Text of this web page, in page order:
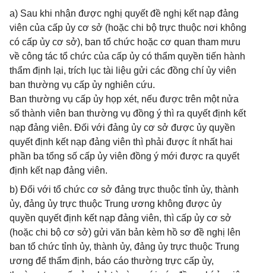
a) Sau khi nhận được nghị quyết đề nghị kết nạp đảng
viên của cấp ủy cơ sở (hoặc chi bộ trực thuộc nơi không
có cấp ủy cơ sở), ban tổ chức hoặc cơ quan tham mưu
về công tác tổ chức của cấp ủy có thẩm quyền tiến hành
thẩm định lại, trích lục tài liệu gửi các đồng chí ủy viên
ban thường vụ cấp ủy nghiên cứu.
Ban thường vụ cấp ủy họp xét, nếu được trên một nửa
số thành viên ban thường vụ đồng ý thì ra quyết định kết
nạp đảng viên. Đối với đảng ủy cơ sở được ủy quyền
quyết định kết nạp đảng viên thì phải được ít nhất hai
phần ba tổng số cấp ủy viên đồng ý mới được ra quyết
định kết nạp đảng viên.
b) Đối với tổ chức cơ sở đảng trực thuộc tỉnh ủy, thành
ủy, đảng ủy trực thuộc Trung ương không được ủy
quyền quyết định kết nạp đảng viên, thì cấp ủy cơ sở
(hoặc chi bộ cơ sở) gửi văn bản kèm hồ sơ đề nghị lên
ban tổ chức tỉnh ủy, thành ủy, đảng ủy trực thuộc Trung
ương để thẩm định, báo cáo thường trực cấp ủy,